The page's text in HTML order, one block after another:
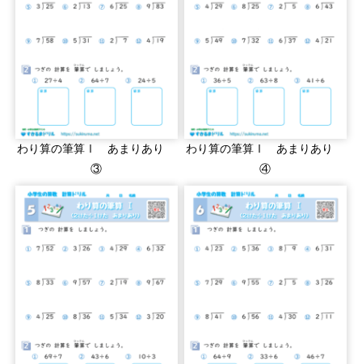
わり算の筆算Ⅰ あまりあり
③
わり算の筆算Ⅰ あまりあり
④